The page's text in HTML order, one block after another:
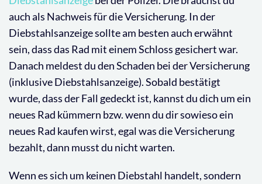
auch als Nachweis für die Versicherung. In der
Diebstahlsanzeige sollte am besten auch erwähnt
sein, dass das Rad mit einem Schloss gesichert war.
Danach meldest du den Schaden bei der Versicherung
(inklusive Diebstahlsanzeige). Sobald bestätigt
wurde, dass der Fall gedeckt ist, kannst du dich um ein
neues Rad kümmern bzw. wenn du dir sowieso ein
neues Rad kaufen wirst, egal was die Versicherung
bezahlt, dann musst du nicht warten.
Wenn es sich um keinen Diebstahl handelt, sondern